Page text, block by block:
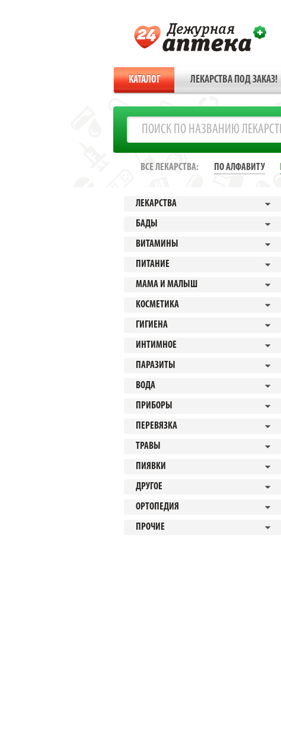
КАТАЛОГ ЛЕКАРСТВА ПОД ЗАКАЗ!
ВСЕ ЛЕКАРСТВА: ПО АЛФАВИТУ
ЛЕКАРСТВА
БАДЫ
ВИТАМИНЫ
ПИТАНИЕ
МАМА И МАЛЫШ
КОСМЕТИКА
ГИГИЕНА
ИНТИМНОЕ
ПАРАЗИТЫ
ВОДА
ПРИБОРЫ
ПЕРЕВЯЗКА
ТРАВЫ
ПИЯВКИ
ДРУГОЕ
ОРТОПЕДИЯ
ПРОЧИЕ